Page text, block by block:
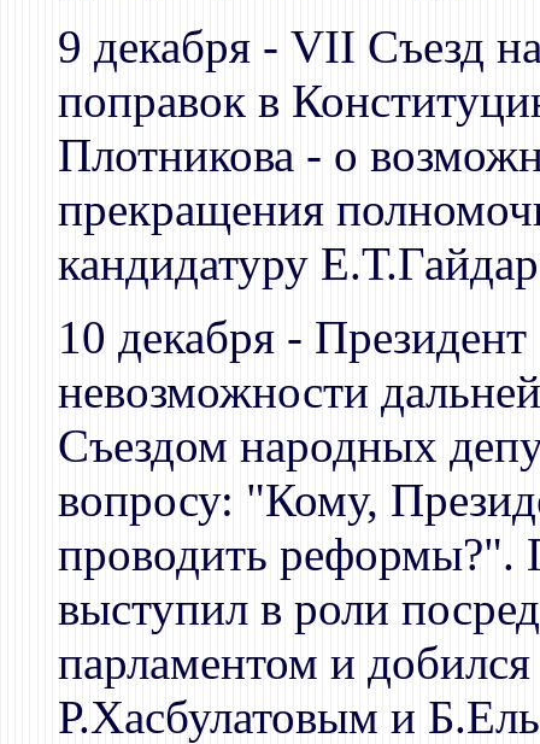
9 декабря - VII Съезд
поправок в
Плотникова - о
прекращения
кандидатуру
10 декабря -
невозможности
Съездом народных
вопросу: "Кому,
проводить реформы?".
выступил в роли
парламентом и
Р.Хасбулатовым и